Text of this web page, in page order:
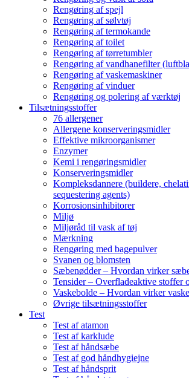
Rengøring af spejl
Rengøring af sølvtøj
Rengøring af termokande
Rengøring af toilet
Rengøring af tørretumbler
Rengøring af vandhanefilter
Rengøring af vaskemaskiner
Rengøring af vinduer
Rengøring og polering af værktøj
Tilsætningsstoffer
76 allergener
Allergene konserveringsmidler
Effektive mikroorganismer
Enzymer
Kemi i rengøringsmidler
Konserveringsmidler
Kompleksdannere (buildere,
sequestering agents)
Korrosionsinhibitorer
Miljø
Miljøråd til vask af tøj
Mærkning
Rengøring med bagepulver
Svanen og blomsten
Sæbenødder – Hvordan virker
Tensider – Overfladeaktive stoffer
Vaskebolde – Hvordan virker
Øvrige tilsætningsstoffer
Test
Test af atamon
Test af karklude
Test af håndsæbe
Test af god håndhygiejne
Test af håndsprit